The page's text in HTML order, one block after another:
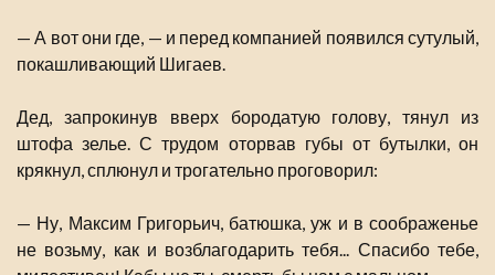
— А вот они где, — и перед компанией появился сутулый,
покашливающий Шигаев.
Дед, запрокинув вверх бородатую голову, тянул из
штофа зелье. С трудом оторвав губы от бутылки, он
крякнул, сплюнул и трогательно проговорил:
— Ну, Максим Григорьич, батюшка, уж и в соображенье
не возьму, как и возблагодарить тебя... Спасибо тебе,